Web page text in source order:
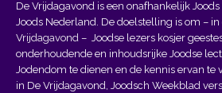
De Vrijdagavond is een onafhankelijk
Joods Nederland. De doelstelling is om – in
Vrijdagavond – Joodse lezers kosjer
onderhoudende en inhoudsrijke Joodse
Jodendom te dienen en de kennis ervan te
in De Vrijdagavond, Joodsch Weekblad